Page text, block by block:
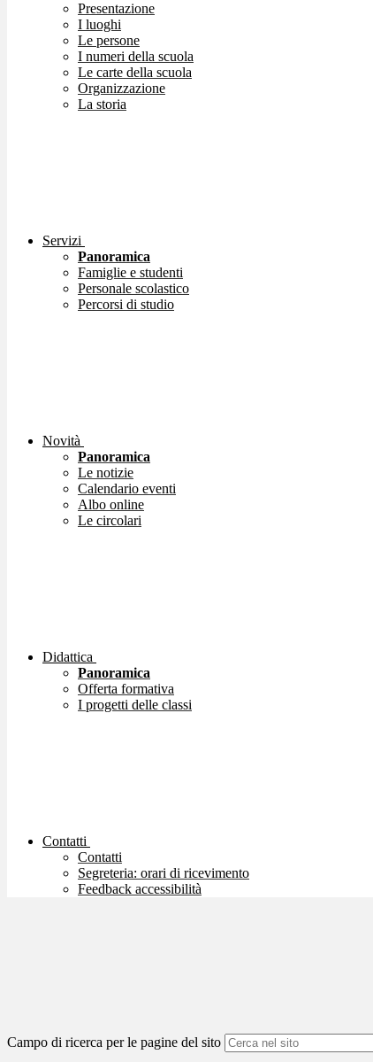
Presentazione
I luoghi
Le persone
I numeri della scuola
Le carte della scuola
Organizzazione
La storia
Servizi
Panoramica
Famiglie e studenti
Personale scolastico
Percorsi di studio
Novità
Panoramica
Le notizie
Calendario eventi
Albo online
Le circolari
Didattica
Panoramica
Offerta formativa
I progetti delle classi
Contatti
Contatti
Segreteria: orari di ricevimento
Feedback accessibilità
Campo di ricerca per le pagine del sito